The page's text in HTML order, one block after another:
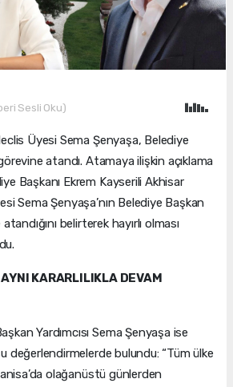
Sesli Oku)
Üyesi Sema Şenyaşa, Belediye
görevine atandı. Atamaya ilişkin açıklama
Başkanı Ekrem Kayserili Akhisar
Sema Şenyaşa’nın Belediye Başkan
atandığını belirterek hayırlı olması
KARARLILIKLA DEVAM
Yardımcısı Sema Şenyaşa ise
değerlendirmelerde bulundu: “Tüm ülke
olağanüstü günlerden